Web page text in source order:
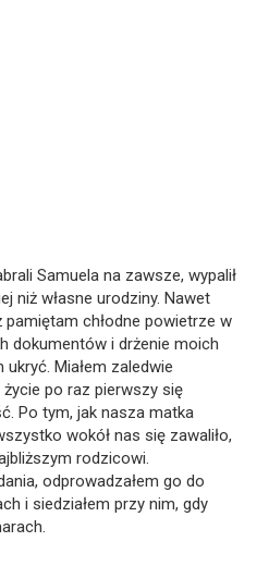
Samuela na zawsze, wypalił
niż własne urodziny. Nawet
chłodne powietrze w
dokumentów i drżenie moich
ukryć. Miałem zaledwie
po raz pierwszy się
Po tym, jak nasza matka
wokół nas się zawaliło,
rodzicowi.
odprowadzałem go do
i siedziałem przy nim, gdy